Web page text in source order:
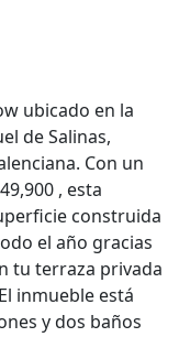
ubicado en la
de Salinas,
Con un
, esta
construida
el año gracias
tu terraza privada
inmueble está
y dos baños